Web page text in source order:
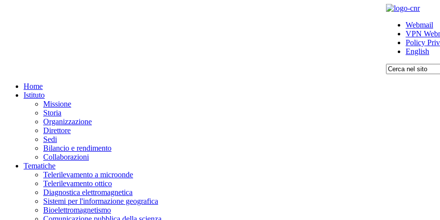
Webmail
VPN
Policy
English
Home
Istituto
Missione
Storia
Organizzazione
Direttore
Sedi
Bilancio e rendimento
Collaborazioni
Tematiche
Telerilevamento a microonde
Telerilevamento ottico
Diagnostica elettromagnetica
Sistemi per l'informazione geografica
Bioelettromagnetismo